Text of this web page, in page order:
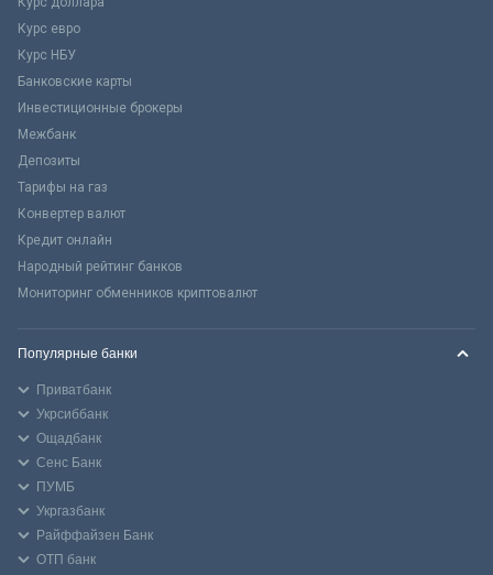
Курс евро
Курс НБУ
Банковские карты
Инвестиционные брокеры
Межбанк
Депозиты
Тарифы на газ
Конвертер валют
Кредит онлайн
Народный рейтинг банков
Мониторинг обменников криптовалют
Популярные банки
Приватбанк
Укрсиббанк
Ощадбанк
Сенс Банк
ПУМБ
Укргазбанк
Райффайзен Банк
ОТП банк